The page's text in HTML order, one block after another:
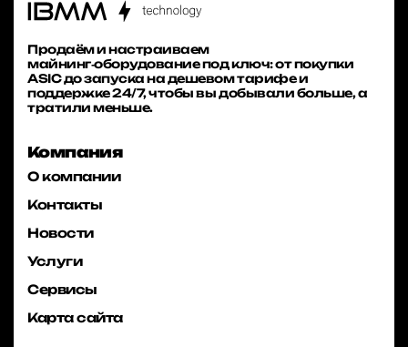
Продаём и настраиваем
майнинг‑оборудование под ключ: от покупки
ASIC до запуска на дешевом тарифе и
поддержке 24/7, чтобы вы добывали больше, а
тратили меньше.
Компания
О компании
Контакты
Новости
Услуги
Сервисы
Карта сайта